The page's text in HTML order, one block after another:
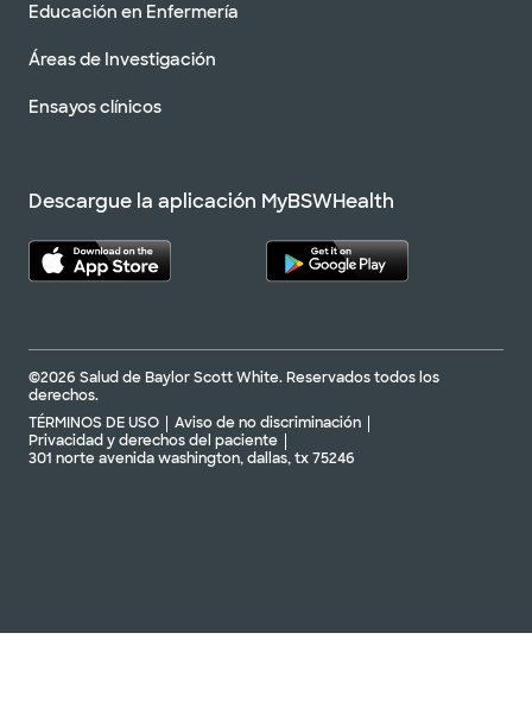
Educación en Enfermería
Áreas de Investigación
Ensayos clínicos
Descargue la aplicación MyBSWHealth
©2026 Salud de Baylor Scott White. Reservados todos los
derechos.
TÉRMINOS DE USO
Aviso de no discriminación
Privacidad y derechos del paciente
301 norte avenida washington, dallas, tx 75246